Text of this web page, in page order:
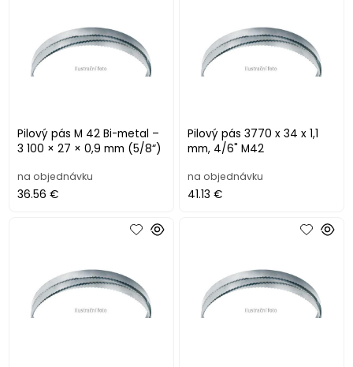
Pilový pás M 42 Bi-metal –
3 100 × 27 × 0,9 mm (5/8“)
na objednávku
36.56 €
Pilový pás 3770 x 34 x 1,1
mm, 4/6" M42
na objednávku
41.13 €